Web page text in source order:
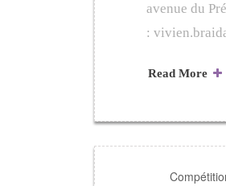
avenue du
:
Read More